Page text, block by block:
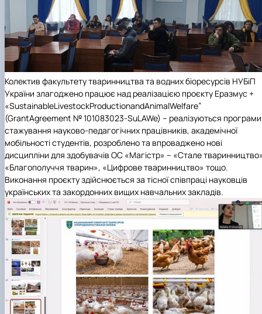
Колектив факультетутваринництва та водних біоресурсів НУБіП
України злагоджено працює над реалізацією проєкту Еразмус +
«SustainableLivestockProductionandAnimalWelfare”
(GrantAgreement № 101083023-SuLAWe) – реалізуються програми
стажування науково-педагогічних працівників, академічної
мобільності студентів, розроблено та впроваджено нові
дисципліни для здобувачів ОС «Магістр» – «Стале
«Благополуччя тварин», «Цифрове тваринництво» тощо.
Виконання проєкту здійснюється за тісної співпраці науковців
українських та закордонних вищих навчальних закладів.